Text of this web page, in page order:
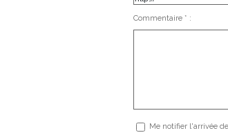
Commentaire * :
Me notifier l'arrivée